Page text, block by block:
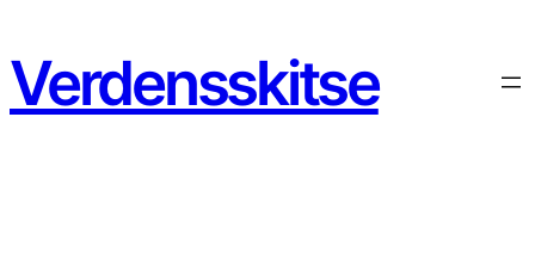
indhold
Verdensskitse